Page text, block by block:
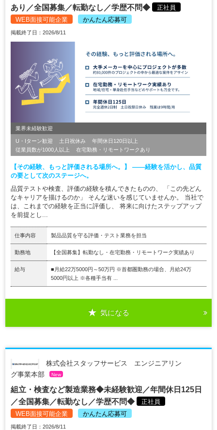
あり／全国募集／転勤なし／学歴不問◆
正社員
WEB面接可能企業
かんたん応募可
掲載終了日：2026/8/11
業界未経験歓迎
U・Iターン歓迎 土日祝休み
年間休日120日以上
従業員数が1000人以上
在宅勤務・リモートワークあり
【その経験、もっと評価される場所へ。】 ――経験を活かし、品質
の要として次のステージへ。
品質テストや検査、評価の経験を積んできたものの、 「この先どん
なキャリアを描けるのか」 そんな迷いを感じていませんか。 当社で
は、これまでの経験を正当に評価し、 将来に向けたステップアップ
を前提とし...
仕事内容 製品品質を守る評価・テスト業務を担当
勤務地 【全国募集】転勤なし・在宅勤務・リモートワーク実績あり
給与
■月給22万5000円～50万円 ※首都圏勤務の場合、月給24万
5000円以上 ※各種手当有 ...
気になる
株式会社スタッフサービス エンジニアリン
グ事業本部
New
組立・検査など製造業務◆未経験歓迎／年間休日125日
／全国募集／転勤なし／学歴不問◆
正社員
WEB面接可能企業
かんたん応募可
掲載終了日：2026/8/11